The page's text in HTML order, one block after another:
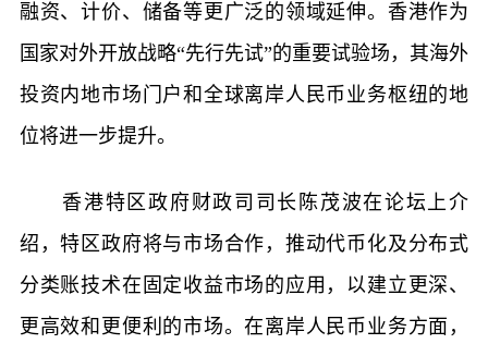
融资、计价、储备等更广泛的领域延伸。香港作为
国家对外开放战略“先行先试”的重要试验场，其海外
投资内地市场门户和全球离岸人民币业务枢纽的地
位将进一步提升。
香港特区政府财政司司长陈茂波在论坛上介
绍，特区政府将与市场合作，推动代币化及分布式
分类账技术在固定收益市场的应用，以建立更深、
更高效和更便利的市场。在离岸人民币业务方面，